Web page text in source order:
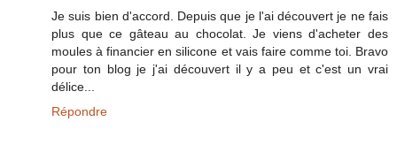
Je suis bien d'accord. Depuis que je l'ai découvert je ne fais
plus que ce gâteau au chocolat. Je viens d'acheter des
moules à financier en silicone et vais faire comme toi. Bravo
pour ton blog je j'ai découvert il y a peu et c'est un vrai
délice...
Répondre